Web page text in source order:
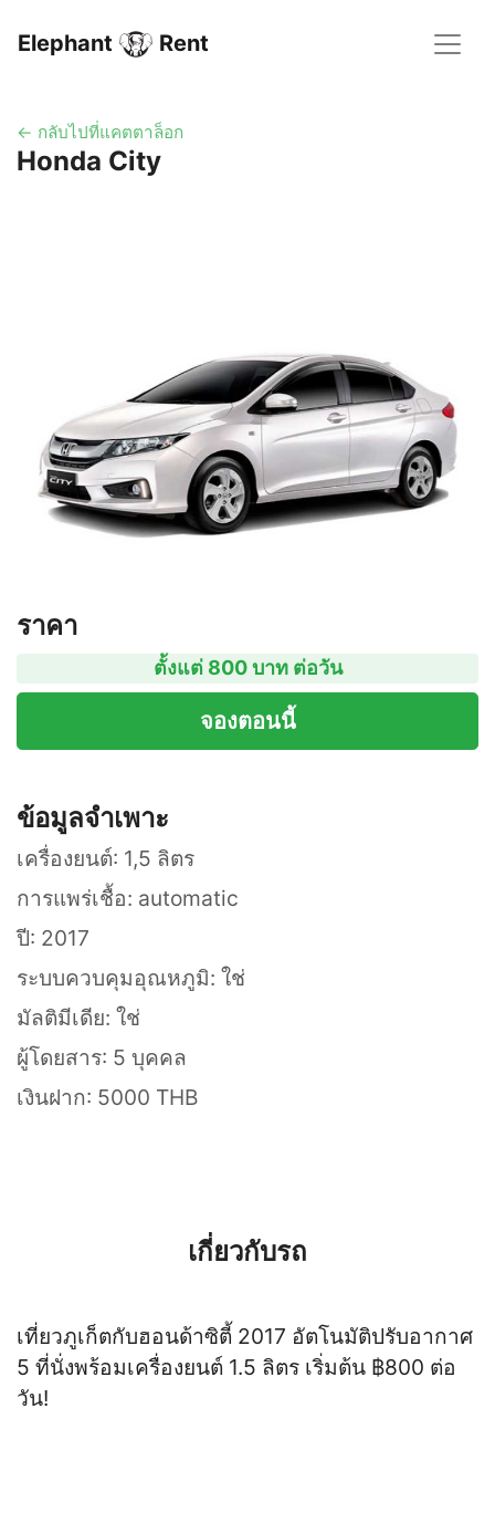
Elephant Rent
← กลับไปที่แคตตาล็อก
Honda City
ราคา
ตั้งแต่ 800 บาท ต่อวัน
จองตอนนี้
ข้อมูลจำเพาะ
เครื่องยนต์: 1,5 ลิตร
การแพร่เชื้อ: automatic
ปี: 2017
ระบบควบคุมอุณหภูมิ: ใช่
มัลติมีเดีย: ใช่
ผู้โดยสาร: 5 บุคคล
เงินฝาก: 5000 THB
เกี่ยวกับรถ
เที่ยวภูเก็ตกับฮอนด้าซิตี้ 2017 อัตโนมัติปรับอากาศ
5 ที่นั่งพร้อมเครื่องยนต์ 1.5 ลิตร เริ่มต้น ฿800 ต่อ
วัน!